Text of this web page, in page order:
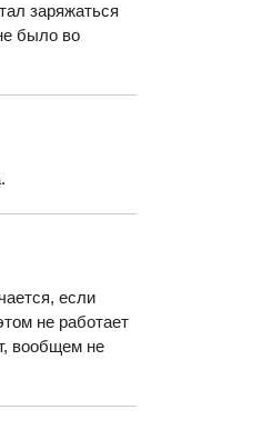
заряжаться
было во
если
не работает
вообщем не